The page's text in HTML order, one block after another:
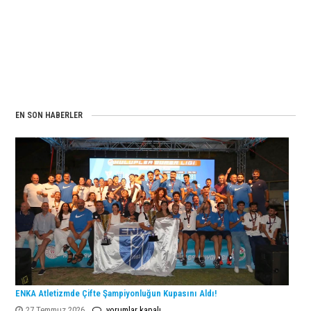
EN SON HABERLER
ENKA Atletizmde Çifte Şampiyonluğun Kupasını Aldı!